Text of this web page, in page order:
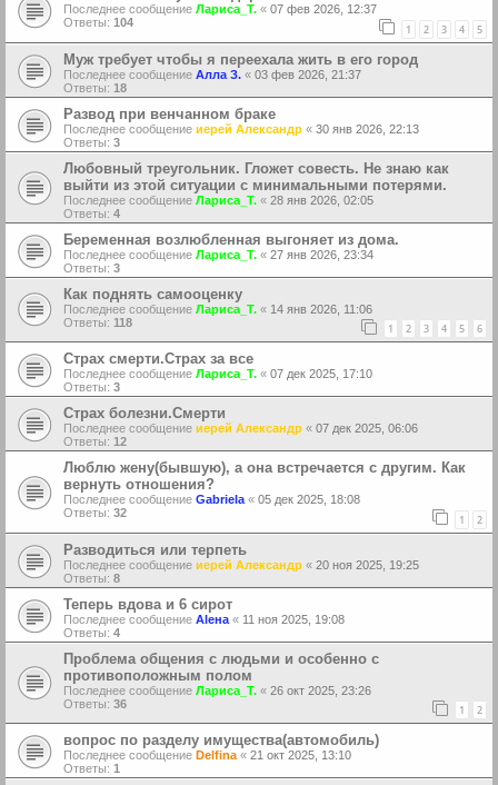
Последнее сообщение Лариса_Т. « 07 фев 2026, 12:37
Ответы: 104 1 2 3 4 5
Муж требует чтобы я переехала жить в его город
Последнее сообщение Алла З. « 03 фев 2026, 21:37
Ответы: 18
Развод при венчанном браке
Последнее сообщение иерей Александр « 30 янв 2026, 22:13
Ответы: 3
Любовный треугольник. Гложет совесть. Не знаю как
выйти из этой ситуации с минимальными потерями.
Последнее сообщение Лариса_Т. « 28 янв 2026, 02:05
Ответы: 4
Беременная возлюбленная выгоняет из дома.
Последнее сообщение Лариса_Т. « 27 янв 2026, 23:34
Ответы: 3
Как поднять самооценку
Последнее сообщение Лариса_Т. « 14 янв 2026, 11:06
Ответы: 118 1 2 3 4 5 6
Страх смерти.Страх за все
Последнее сообщение Лариса_Т. « 07 дек 2025, 17:10
Ответы: 3
Страх болезни.Смерти
Последнее сообщение иерей Александр « 07 дек 2025, 06:06
Ответы: 12
Люблю жену(бывшую), а она встречается с другим. Как
вернуть отношения?
Последнее сообщение Gabriela « 05 дек 2025, 18:08
Ответы: 32 1 2
Разводиться или терпеть
Последнее сообщение иерей Александр « 20 ноя 2025, 19:25
Ответы: 8
Теперь вдова и 6 сирот
Последнее сообщение Аlена « 11 ноя 2025, 19:08
Ответы: 4
Проблема общения с людьми и особенно с
противоположным полом
Последнее сообщение Лариса_Т. « 26 окт 2025, 23:26
Ответы: 36 1 2
вопрос по разделу имущества(автомобиль)
Последнее сообщение Delfina« 21 окт 2025, 13:10
Ответы: 1